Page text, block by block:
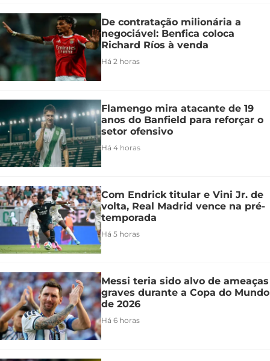
De contratação milionária a
negociável: Benfica coloca
Richard Ríos à venda
Há 2 horas
Flamengo mira atacante de 19
anos do Banfield para reforçar o
setor ofensivo
Há 4 horas
Com Endrick titular e Vini Jr. de
volta, Real Madrid vence na pré-
temporada
Há 5 horas
Messi teria sido alvo de ameaças
graves durante a Copa do Mundo
de 2026
Há 6 horas